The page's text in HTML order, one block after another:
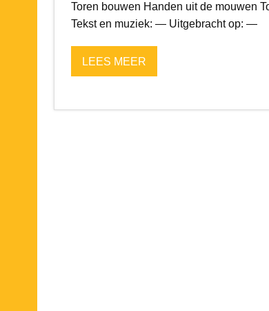
Toren bouwen Handen uit de mouwen
Tekst en muziek: — Uitgebracht op: —
LEES MEER